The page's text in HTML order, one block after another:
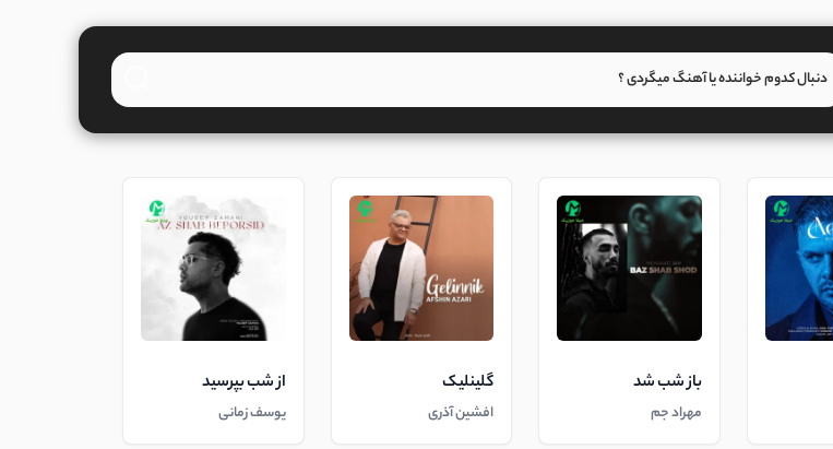
باز شب شد
مهراد جم
گلینلیک
افشین آذری
از شب بپرسید
یوسف زمانی